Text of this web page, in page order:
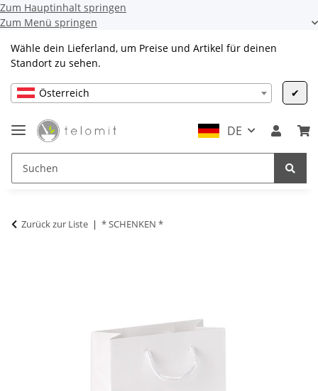
Zum Hauptinhalt springen
Zum Menü springen
Wähle dein Lieferland, um Preise und Artikel für deinen
Standort zu sehen.
Österreich ✔
DE
Zurück zur Liste * SCHENKEN *